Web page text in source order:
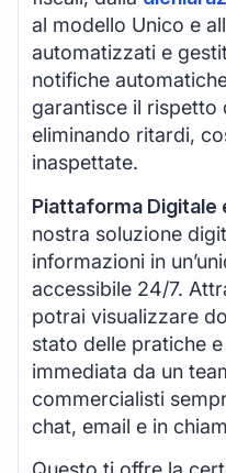
al modello Unico e
automatizzati e
notifiche
garantisce il rispetto
eliminando ritardi,
inaspettate.
Piattaforma Digitale
nostra soluzione
informazioni in
accessibile 24/7.
potrai visualizzare
stato delle pratiche
immediata da un
commercialisti
chat, email e in